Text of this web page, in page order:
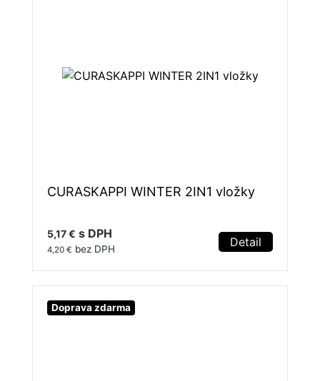
CURASKAPPI WINTER 2IN1 vložky
5,17 € s DPH
4,20 € bez DPH Detail
Doprava zdarma